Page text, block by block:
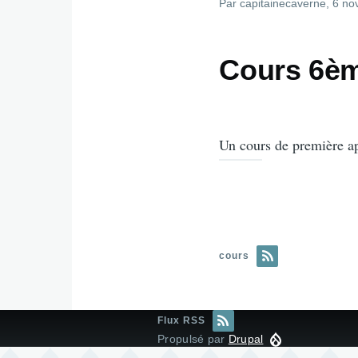
Parcapitainecaverne , 6
Cours
Un cours de première
cours
Flux RSS
Propulsé par Drupal